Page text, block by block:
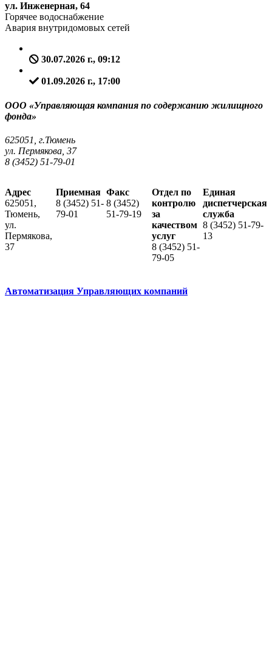
ул. Инженерная, 64
Горячее водоснабжение
Авария внутридомовых сетей
30.07.2026 г., 09:12
01.09.2026 г., 17:00
ООО «Управляющая компания по содержанию жилищного
фонда»
625051, г.Тюмень
ул. Пермякова, 37
8 (3452) 51-79-01
Адрес
625051,
Тюмень,
ул.
Пермякова,
37
Приемная
8 (3452) 51-
79-01
Факс
8 (3452)
51-79-19
Отдел по
контролю
за
качеством
услуг
8 (3452) 51-
79-05
Единая
диспетчерская
служба
8 (3452) 51-79-
13
Автоматизация Управляющих компаний